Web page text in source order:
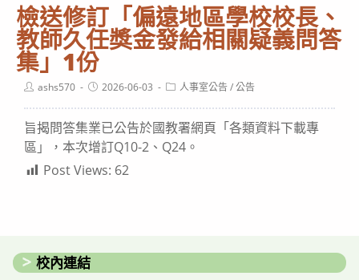
檢送修訂「偏遠地區學校校長、
教師久任獎金發給相關疑義問答
集」1份
Postashs570
Post2026-06-03
Post人事室公告/公告
旨揭問答集業已公告於國教署網頁「各類資料下載專
區」，本次增訂Q10-2、Q24。
Post Views: 62
校內連結